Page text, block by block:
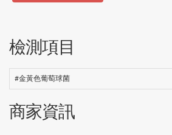
檢測項目
#金黃色葡萄球菌
商家資訊